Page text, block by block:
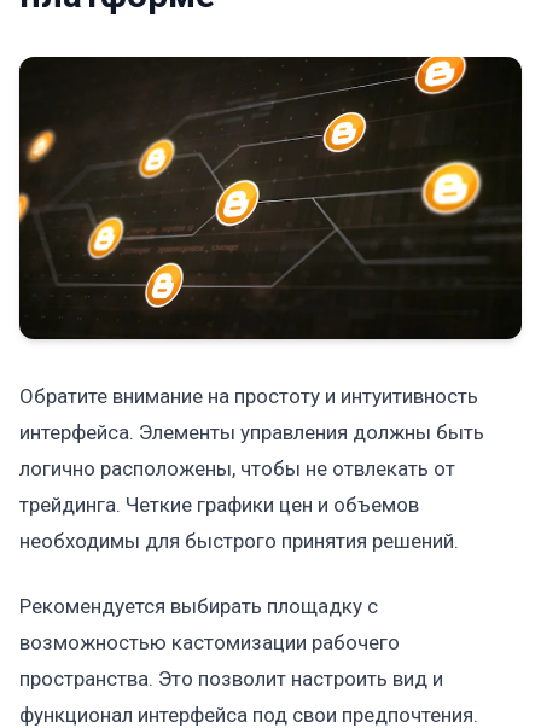
Обратите внимание на простоту и интуитивность
интерфейса. Элементы управления должны быть
логично расположены, чтобы не отвлекать от
трейдинга. Четкие графики цен и объемов
необходимы для быстрого принятия решений.
Рекомендуется выбирать площадку с
возможностью кастомизации рабочего
пространства. Это позволит настроить вид и
функционал интерфейса под свои предпочтения.